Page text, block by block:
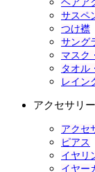
ヘアア
サスペ
つけ襟
サング
マスク
タオル
レイン
アクセサリ
アクセ
ピアス
イヤリ
イヤー